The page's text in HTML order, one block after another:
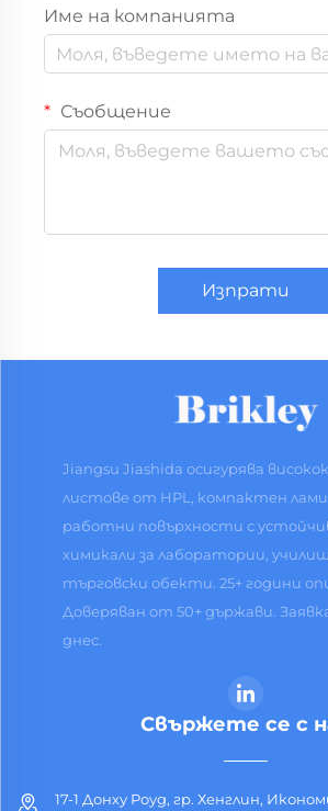
Име на компанията
Съобщение
Изпрати
Jiangsu Jiashida осигурява
листове от HPL, компактен
работни повърхности с
химикали за лаборатории,
търговски обекти. 25+ години
Доверяван от 50+ държави.
днес.
Свържете се с
17-1 Донху Роуд, гр. Хенглин,